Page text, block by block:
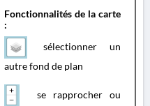
Fonctionnalités de la carte
:
sélectionner un
autre fond de plan
se rapprocher ou